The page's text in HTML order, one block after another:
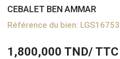
CEBALET BEN AMMAR
Référence du bien:
1,800,000 TND/ TTC